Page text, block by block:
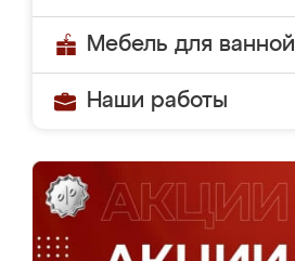
Мебель для ванной
Наши работы